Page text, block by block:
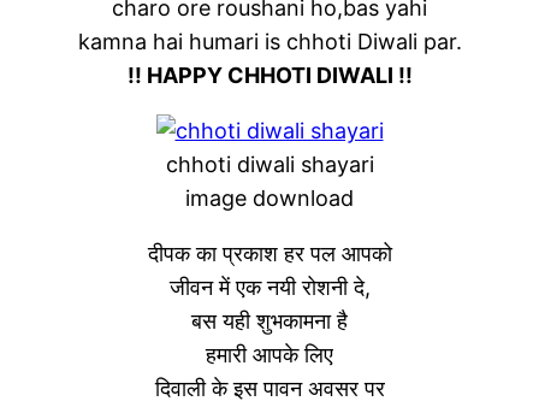
charo ore roushani ho,bas yahi
kamna hai humari is chhoti Diwali par.
!! HAPPY CHHOTI DIWALI !!
chhoti diwali shayari
image download
दीपक का प्रकाश हर पल आपको
जीवन में एक नयी रोशनी दे,
बस यही शुभकामना है
हमारी आपके लिए
दिवाली के इस पावन अवसर पर